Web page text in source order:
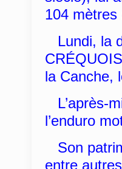
104 mètres
Lundi, la
la Canche,
L’après-
l’enduro
Son
entre